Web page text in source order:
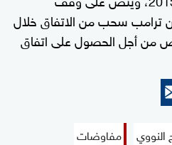
15 عاما، ولكن ترامب سحب من الاتفاق خلال
من أجل الحصول على اتفاق
النووي مفاوضات